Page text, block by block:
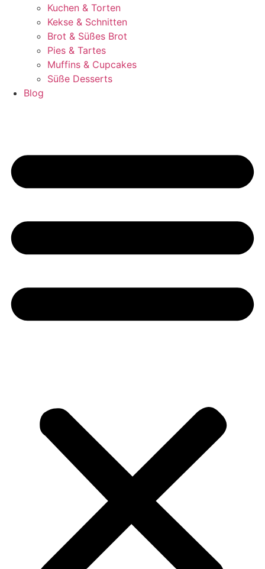
Kuchen & Torten
Kekse & Schnitten
Brot & Süßes Brot
Pies & Tartes
Muffins & Cupcakes
Süße Desserts
Blog